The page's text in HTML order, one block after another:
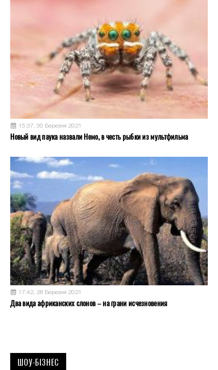
15:37, 30 Березня 2021
Новый вид паука назвали Немо, в честь рыбки из мультфильма
17:42, 28 Березня 2021
Два вида африканских слонов – на грани исчезновения
ШОУ-БІЗНЕС